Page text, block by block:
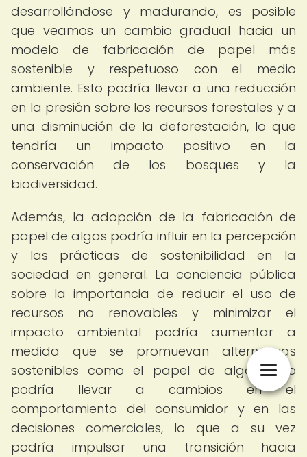
desarrollándose y madurando, es posible
que veamos un cambio gradual hacia un
modelo de fabricación de papel más
sostenible y respetuoso con el medio
ambiente. Esto podría llevar a una reducción
en la presión sobre los recursos forestales y a
una disminución de la deforestación, lo que
tendría un impacto positivo en la
conservación de los bosques y la
biodiversidad.
Además, la adopción de la fabricación de
papel de algas podría influir en la percepción
y las prácticas de sostenibilidad en la
sociedad en general. La conciencia pública
sobre la importancia de reducir el uso de
recursos no renovables y minimizar el
impacto ambiental podría aumentar a
medida que se promuevan alternativas
sostenibles como el papel de algas. Esto
podría llevar a cambios en el
comportamiento del consumidor y en las
decisiones comerciales, lo que a su vez
podría impulsar una transición hacia